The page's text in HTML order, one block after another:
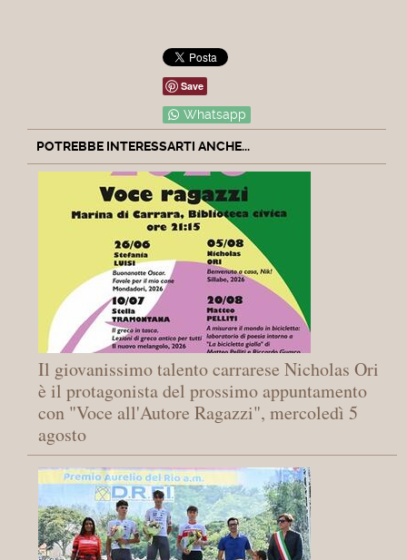
Save
Whatsapp
POTREBBE INTERESSARTI ANCHE...
Il giovanissimo talento carrarese Nicholas Ori
è il protagonista del prossimo appuntamento
con "Voce all'Autore Ragazzi", mercoledì 5
agosto